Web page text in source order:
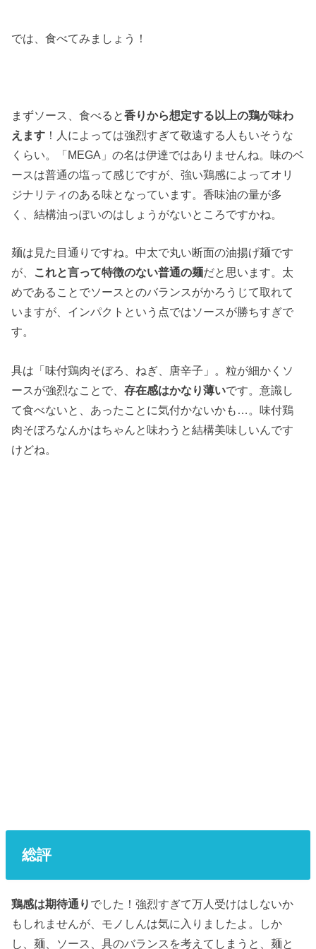
では、食べてみましょう！
まずソース、食べると香りから想定する以上の鶏が味わ
えます ！人によっては強烈すぎて敬遠する人もいそうな
くらい。「MEGA」の名は伊達ではありませんね。味のベ
ースは普通の塩って感じですが、強い鶏感によってオリ
ジナリティのある味となっています。香味油の量が多
く、結構油っぽいのはしょうがないところですかね。
麺は見た目通りですね。中太で丸い断面の油揚げ麺です
が、 これと言って特徴のない普通の麺だと思います。太
めであることでソースとのバランスがかろうじて取れて
いますが、インパクトという点ではソースが勝ちすぎで
す。
具は「味付鶏肉そぼろ、ねぎ、唐辛子」。粒が細かくソ
ースが強烈なことで、存在感はかなり薄いです。意識し
て食べないと、あったことに気付かないかも…。味付鶏
肉そぼろなんかはちゃんと味わうと結構美味しいんです
けどね。
総評
鶏感は期待通り でした！強烈すぎて万人受けはしないか
もしれませんが、モノしんは気に入りましたよ。しか
し、麺、ソース、具のバランスを考えてしまうと、麺と